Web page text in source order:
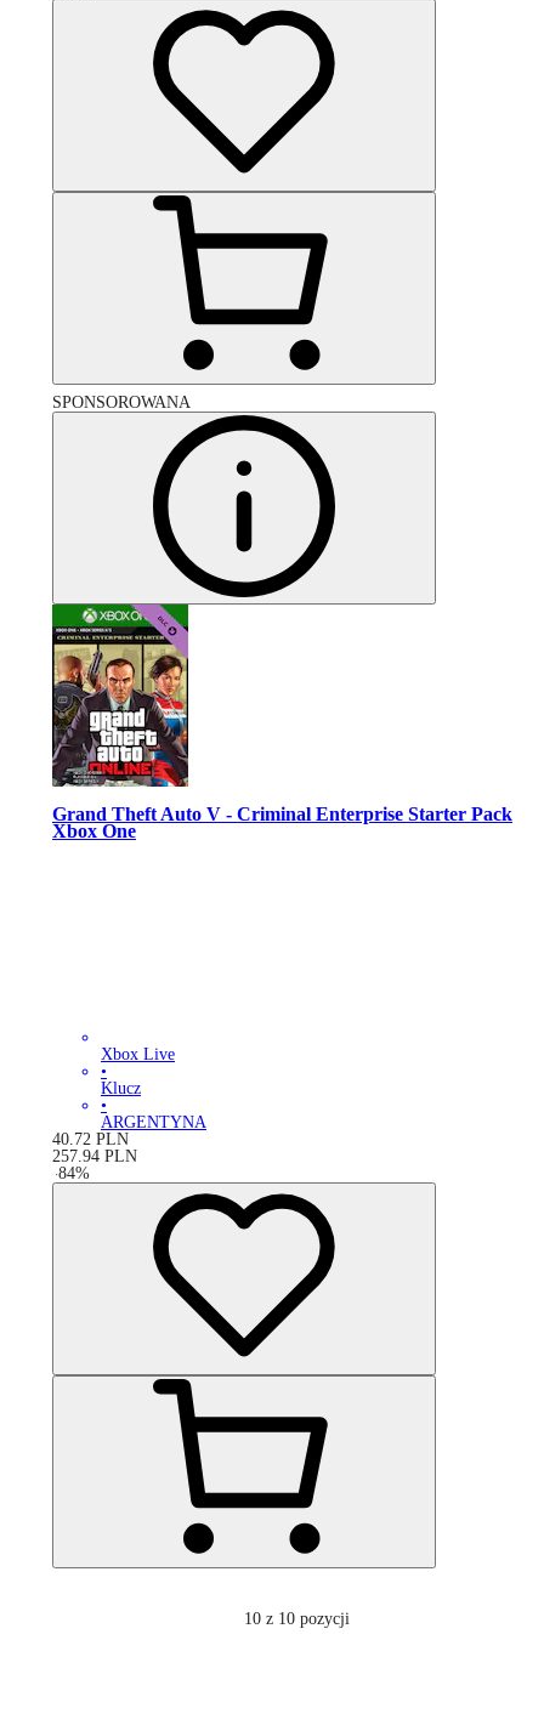
SPONSOROWANA
Grand Theft Auto V - Criminal Enterprise Starter Pack
Xbox One
Xbox Live
•
Klucz
•
ARGENTYNA
40.72 PLN
257.94 PLN
-84%
10 z 10 pozycji